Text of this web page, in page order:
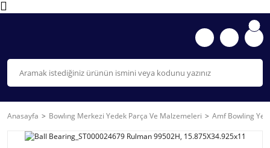
Anasayfa Bowlıng Merkezi Yedek Parça Ve Malzemeleri Amf Bowling